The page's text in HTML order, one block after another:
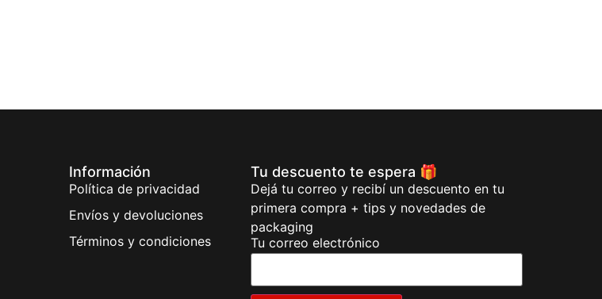
Información
Política de privacidad
Envíos y devoluciones
Términos y condiciones
Tu descuento te espera 🎁
Dejá tu correo y recibí un descuento en tu
primera compra + tips y novedades de
packaging
Tu correo electrónico